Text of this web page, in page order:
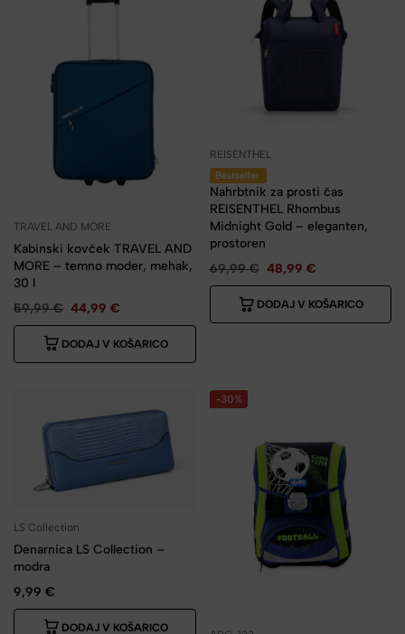
TRAVEL AND MORE
Kabinski kovček TRAVEL AND
MORE – temno moder, mehak,
30 l
59,99€ 44,99 €
DODAJ V KOŠARICO
REISENTHEL
Bestseller
Nahrbtnik za prosti čas
REISENTHEL Rhombus
Midnight Gold – eleganten,
prostoren
69,99€ 48,99 €
DODAJ V KOŠARICO
LS Collection
Denarnica LS Collection –
modra
9,99 €
DODAJ V KOŠARICO
-30%